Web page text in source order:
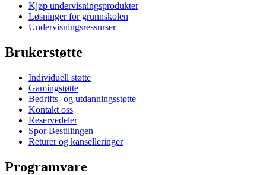
Kjøp undervisningsprodukter
Løsninger for grunnskolen
Undervisningsressurser
Brukerstøtte
Individuell støtte
Gamingstøtte
Bedrifts- og utdanningsstøtte
Kontakt oss
Reservedeler
Spor Bestillingen
Returer og kanselleringer
Programvare